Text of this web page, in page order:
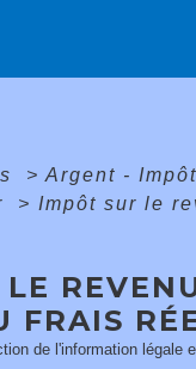
> Argent -
> Impôt sur le
FRAIS
de l'information légale